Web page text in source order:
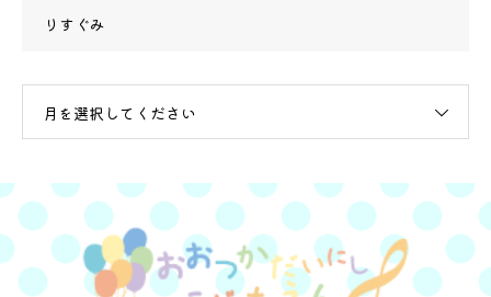
りすぐみ
月を選択してください